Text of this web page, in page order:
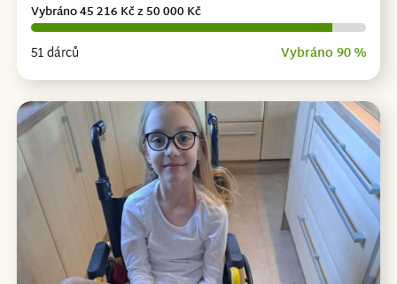
51 dárců Vybráno 90 %
Vybráno 45 216 Kč z 50 000 Kč